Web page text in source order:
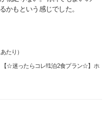
かもという感じでした。
たり）
【☆迷ったらコレ!!1泊2食プラン☆】ホ